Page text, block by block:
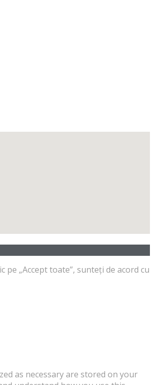
„Accept toate”, sunteți de acord cu
as necessary are stored on your